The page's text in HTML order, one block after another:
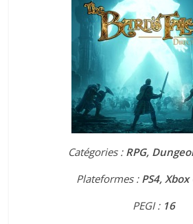
Catégories : RPG,
Plateformes : PS4,
PEGI : 16